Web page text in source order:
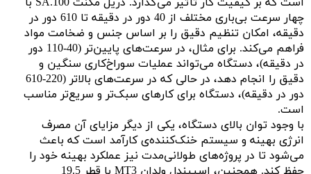
چهار سرعت بی‌باری مختلف از 40 دور در دقیقه تا 610 دور در
دقیقه، امکان تنظیم دقیق را بر اساس جنس و ضخامت مواد
فراهم می‌کند. برای مثال، در سرعت‌های پایین‌تر (40-110 دور
در دقیقه)، دستگاه می‌تواند عملیات سوراخ‌کاری سنگین و
دقیق را انجام دهد، در حالی که در سرعت‌های بالاتر (220-610
دور در دقیقه)، دستگاه برای کارهای سبک‌تر و سریع‌تر مناسب
است.
با وجود توان بالای دستگاه، یکی از دیگر مزایای آن مصرف
انرژی بهینه و سیستم خنک‌کننده‌ی کارآمد است که باعث
می‌شود تا در پروژه‌های طولانی‌مدت نیز عملکرد بهینه خود را
حفظ کند. همچنین، اسپیندل ولدان MT3 با قطر 19.5